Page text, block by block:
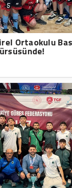
Ortaokulu